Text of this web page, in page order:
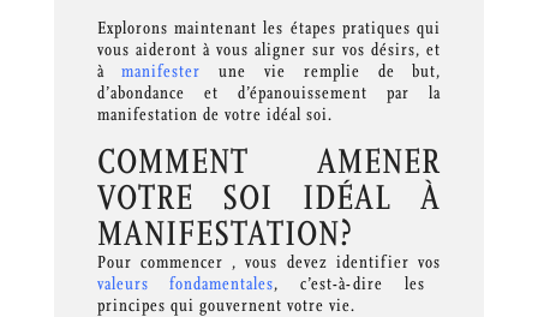
Explorons maintenant les étapes pratiques qui
vous aideront à vous aligner sur vos désirs, et
àmanifester une vie remplie de but,
d’abondance et d’épanouissement par la
manifestation de votre idéal soi.
COMMENT AMENER
VOTRE SOI IDÉAL À
MANIFESTATION?
Pour commencer , vous devez identifier vos
valeurs fondamentales, c’est-à-dire les
principes qui gouvernent votre vie.